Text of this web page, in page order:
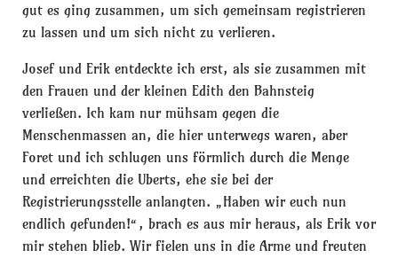
gut es ging zusammen, um sich gemeinsam registrieren
zu lassen und um sich nicht zu verlieren.
Josef und Erik entdeckte ich erst, als sie zusammen mit
den Frauen und der kleinen Edith den Bahnsteig
verließen. Ich kam nur mühsam gegen die
Menschenmassen an, die hier unterwegs waren, aber
Foret und ich schlugen uns förmlich durch die Menge
und erreichten die Uberts, ehe sie bei der
Registrierungsstelle anlangten. „Haben wir euch nun
endlich gefunden!“, brach es aus mir heraus, als Erik vor
mir stehen blieb. Wir fielen uns in die Arme und freuten